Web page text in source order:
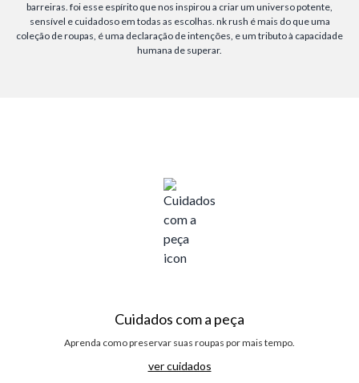
barreiras. foi esse espírito que nos inspirou a criar um universo potente,
sensível e cuidadoso em todas as escolhas. nk rush é mais do que uma
coleção de roupas, é uma declaração de intenções, e um tributo à capacidade
humana de superar.
Cuidados com a peça
Aprenda como preservar suas roupas por mais tempo.
ver cuidados